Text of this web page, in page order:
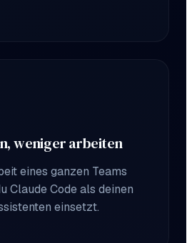
weniger arbeiten
eines ganzen Teams
Claude Code als deinen
einsetzt.